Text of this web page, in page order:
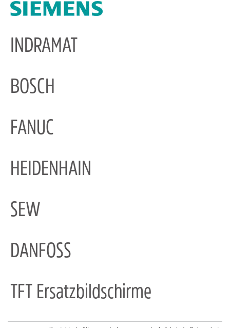
INDRAMAT
BOSCH
FANUC
HEIDENHAIN
SEW
DANFOSS
TFT Ersatzbildschirme